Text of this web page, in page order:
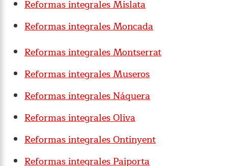
Reformas integrales Mislata
Reformas integrales Moncada
Reformas integrales Montserrat
Reformas integrales Museros
Reformas integrales Náquera
Reformas integrales Oliva
Reformas integrales Ontinyent
Reformas integrales Paiporta